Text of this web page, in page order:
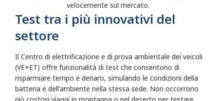
velocemente sul mercato.
Test tra i più innovativi del
settore
Il Centro di elettrificazione e di prova ambientale dei veicoli
(VE+ET) offre funzionalità di test che consentono di
risparmiare tempo e denaro, simulando le condizioni della
batteria e dell'ambiente nella stessa sede. Non occorrono